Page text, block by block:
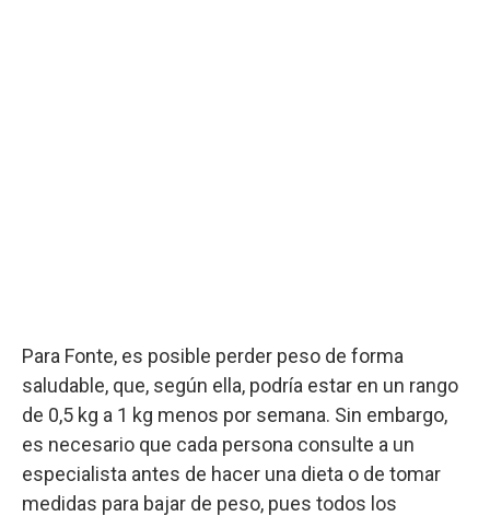
Para Fonte, es posible perder peso de forma
saludable, que, según ella, podría estar en un rango
de 0,5 kg a 1 kg menos por semana. Sin embargo,
es necesario que cada persona consulte a un
especialista antes de hacer una dieta o de tomar
medidas para bajar de peso, pues todos los